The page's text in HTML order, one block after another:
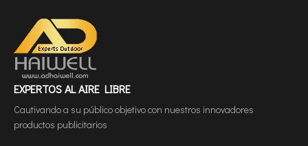
EXPERTOS AL AIRE LIBRE
Cautivando a su público objetivo con nuestros innovadores
productos publicitarios